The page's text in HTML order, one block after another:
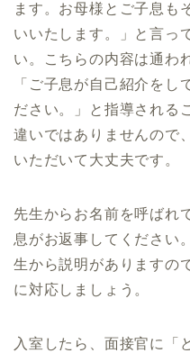
ます。お母様とご子息も
いいたします。」と言っ
い。こちらの内容は通わ
「ご子息が自己紹介をし
ださい。」と指導される
違いではありませんので
いただいて大丈夫です。
先生からお名前を呼ばれ
息がお返事してください
生から説明がありますの
に対応しましょう。
入室したら、面接官に「